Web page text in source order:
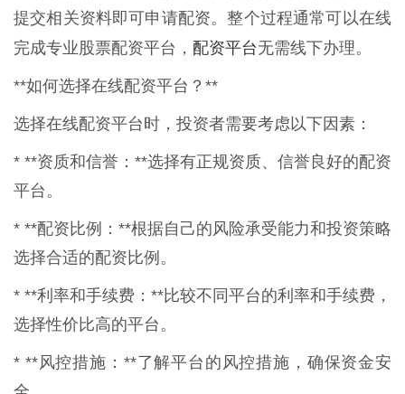
提交相关资料即可申请配资。整个过程通常可以在线
完成专业股票配资平台， 配资平台无需线下办理。
**如何选择在线配资平台？**
选择在线配资平台时，投资者需要考虑以下因素：
* **资质和信誉：**选择有正规资质、信誉良好的配资
平台。
* **配资比例：**根据自己的风险承受能力和投资策略
选择合适的配资比例。
* **利率和手续费：**比较不同平台的利率和手续费，
选择性价比高的平台。
* **风控措施：**了解平台的风控措施，确保资金安